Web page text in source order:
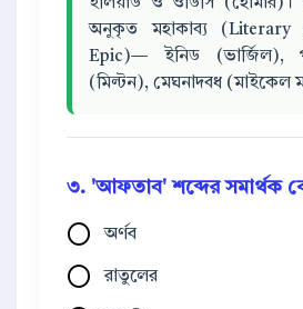
ইলিয়াড ও ওডিসি (হোমার)।
অনুকৃত মহাকাব্য (Literary
Epic)— ইনিড (ভার্জিল),
(মিল্টন), মেঘনাদবধ (মাইকেল
৩. 'আফতাব' শব্দের সমার্থক
অর্ণব
রাতুলের